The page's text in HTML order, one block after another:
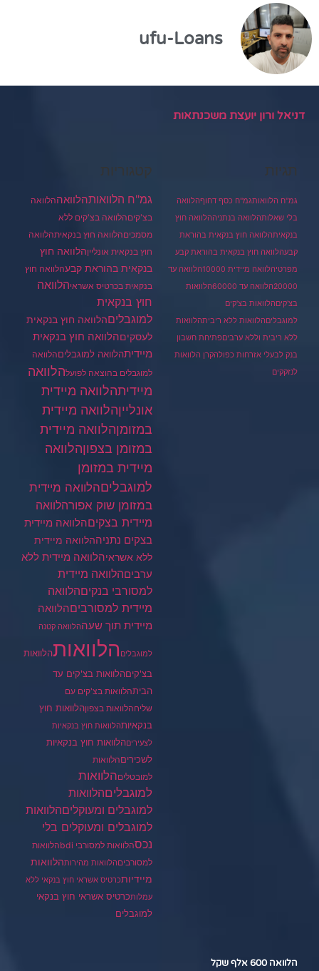
ufu-Loans
דניאל ורון יועצת משכנתאות
תגיות
גמ"ח הלוואותגמ"ח כסף דחוףהלוואה
בלי שאלותהלוואה בנתניההלוואה חוץ
בנקאיתהלוואה חוץ בנקאית בהוראת
קבעהלוואה חוץ בנקאית בהוראת קבע
מפרטיהלוואה מיידית 10000
הלוואה עד
20000הלוואה עד 60000
הלוואות
בצ'קיםהלוואות בצ'קים
למוגבליםהלוואות ללא ריביתהלוואות
ללא ריבית וללא ערביםפתיחת חשבון
בנק לבעלי אזרחות כפולהקרן הלוואות
לנזקקים
קטגוריות
גמ"ח הלוואותהלוואההלוואה
בצ'קיםהלוואה בצ'קים ללא
מסמכיםהלוואה חוץ בנקאיתהלוואה
חוץ בנקאית אונלייןהלוואה חוץ
בנקאית בהוראת קבעהלוואה חוץ
בנקאית בכרטיס אשראיהלוואה
חוץ בנקאית
למוגבליםהלוואה חוץ בנקאית
לעסקיםהלוואה חוץ בנקאית
מיידיתהלוואה למוגבליםהלוואה
למוגבלים בהוצאה לפועלהלוואה
מיידיתהלוואה מיידית
אונלייןהלוואה מיידית
במזומןהלוואה מיידית
במזומן בצפוןהלוואה
מיידית במזומן
למוגבליםהלוואה מיידית
במזומן שוק אפורהלוואה
מיידית בצקיםהלוואה מיידית
בצקים נתניההלוואה מיידית
ללא אשראיהלוואה מיידית ללא
ערביםהלוואה מיידית
למסורבי בנקיםהלוואה
מיידית למסורביםהלוואה
מיידית תוך שעההלוואה קטנה
למוגבלים הלוואותהלוואות
בצ'קיםהלוואות בצ'קים עד
הביתהלוואות בצ'קים עם
שליחהלוואות בצפוןהלוואות חוץ
בנקאיותהלוואות חוץ בנקאיות
לצעיריםהלוואות חוץ בנקאיות
לשכיריםהלוואות
למובטליםהלוואות
למוגבליםהלוואות
למוגבלים ומעוקליםהלוואות
למוגבלים ומעוקלים בלי
נכסהלוואות למסורבי bdi
הלוואות
למסורביםהלוואות מהירותהלוואות
מיידיותכרטיס אשראי חוץ בנקאי ללא
עמלותכרטיס אשראי חוץ בנקאי
למוגבלים
הלוואה 600 אלף שקל